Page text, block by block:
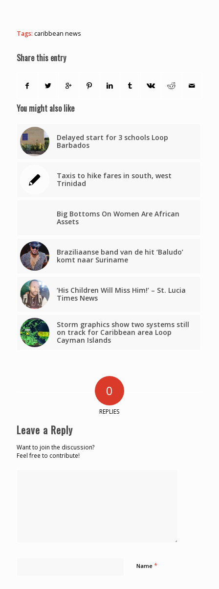
Tags: caribbean news
Share this entry
You might also like
Delayed start for 3 schools Loop
Barbados
Taxis to hike fares in south, west
Trinidad
Big Bottoms On Women Are African
Assets
Braziliaanse band van de hit ‘Baludo’
komt naar Suriname
‘His Children Will Miss Him!’ – St. Lucia
Times News
Storm graphics show two systems still
on track for Caribbean area Loop
Cayman Islands
0
REPLIES
Leave a Reply
Want to join the discussion?
Feel free to contribute!
Name *